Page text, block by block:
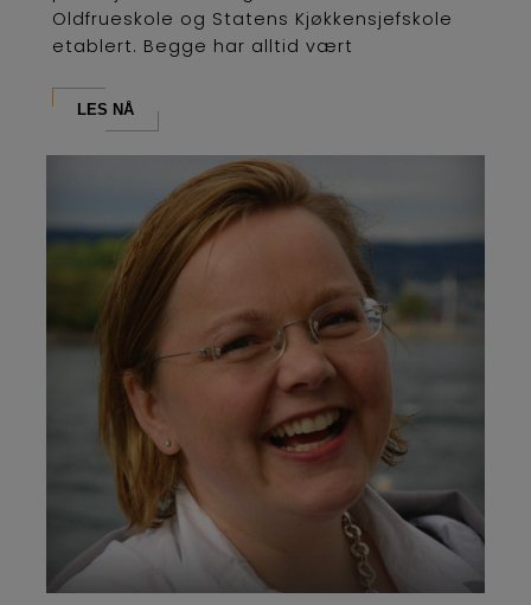
Oldfrueskole og Statens Kjøkkensjefskole
etablert. Begge har alltid vært
LES NÅ